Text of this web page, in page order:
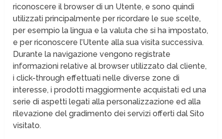
riconoscere il browser di un Utente, e sono quindi
utilizzati principalmente per ricordare le sue scelte,
per esempio la lingua e la valuta che si ha impostato,
e per riconoscere l’Utente alla sua visita successiva.
Durante la navigazione vengono registrate
informazioni relative al browser utilizzato dal cliente,
i click-through effettuati nelle diverse zone di
interesse, i prodotti maggiormente acquistati ed una
serie di aspetti legati alla personalizzazione ed alla
rilevazione del gradimento dei servizi offerti dal Sito
visitato.